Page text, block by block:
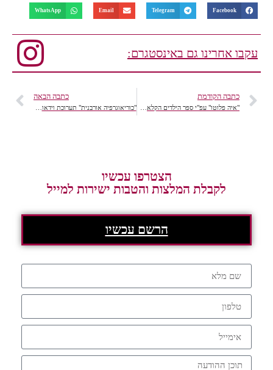
Facebook
Telegram
Email
WhatsApp
עקבו אחרינו גם באינסטגרם:
כתבה הקודמת כתבה הבאה
הצטרפו עכשיו
לקבלת המלצות והטבות ישירות למייל
הרשם עכשיו